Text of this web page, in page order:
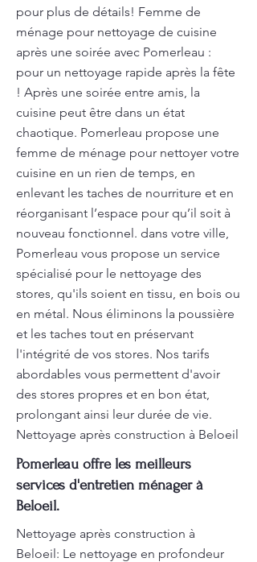
pour plus de détails! Femme de
ménage pour nettoyage de cuisine
après une soirée avec Pomerleau :
pour un nettoyage rapide après la fête
! Après une soirée entre amis, la
cuisine peut être dans un état
chaotique. Pomerleau propose une
femme de ménage pour nettoyer votre
cuisine en un rien de temps, en
enlevant les taches de nourriture et en
réorganisant l’espace pour qu’il soit à
nouveau fonctionnel. dans votre ville,
Pomerleau vous propose un service
spécialisé pour le nettoyage des
stores, qu'ils soient en tissu, en bois ou
en métal. Nous éliminons la poussière
et les taches tout en préservant
l'intégrité de vos stores. Nos tarifs
abordables vous permettent d'avoir
des stores propres et en bon état,
prolongant ainsi leur durée de vie.
Nettoyage après construction à Beloeil
Pomerleau offre les meilleurs
services d'entretien ménager à
Beloeil.
Nettoyage après construction à
Beloeil: Le nettoyage en profondeur